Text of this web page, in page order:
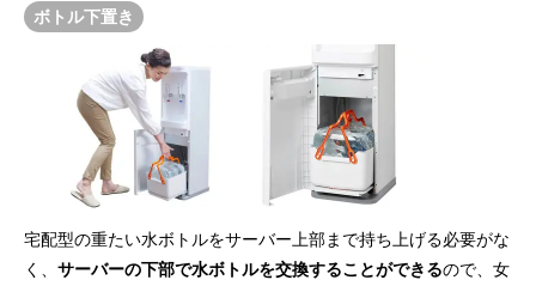
ボトル下置き
宅配型の重たい水ボトルをサーバー上部まで持ち上げる必要がな
く、 サーバーの下部で水ボトルを交換することができるので、女